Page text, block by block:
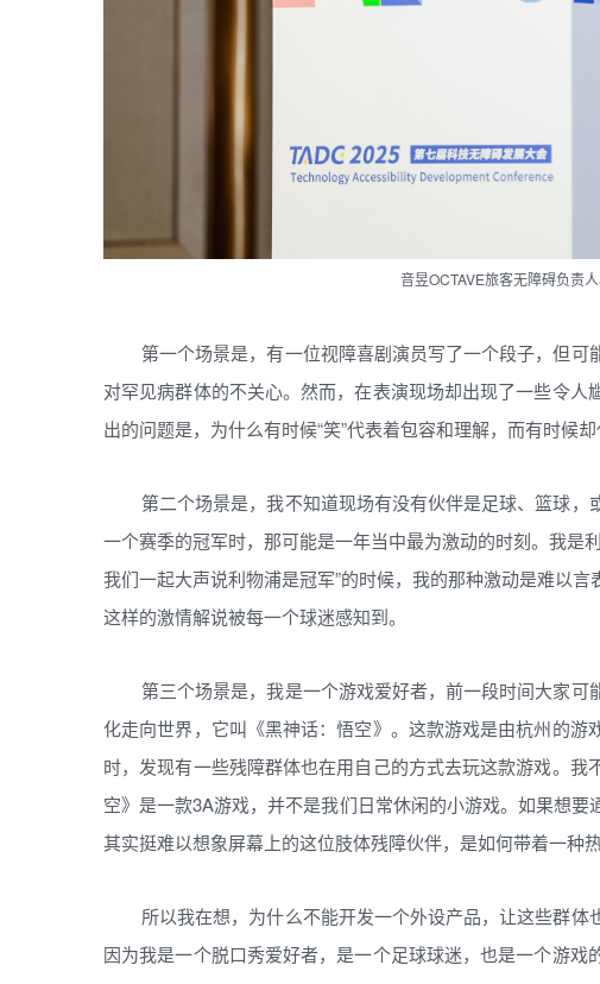
音昱OCTAVE旅客无障碍负责
第一个场景是，有一位视障喜剧演员写了一个段子，但
对罕见病群体的不关心。然而，在表演现场却出现了一些令
出的问题是，为什么有时候“笑”代表着包容和理解，而有时候却
第二个场景是，我不知道现场有没有伙伴是足球、篮球
一个赛季的冠军时，那可能是一年当中最为激动的时刻。我是
我们一起大声说利物浦是冠军”的时候，我的那种激动是难以
这样的激情解说被每一个球迷感知到。
第三个场景是，我是一个游戏爱好者，前一段时间大家
化走向世界，它叫《黑神话：悟空》。这款游戏是由杭州的
时，发现有一些残障群体也在用自己的方式去玩这款游戏。
空》是一款3A游戏，并不是我们日常休闲的小游戏。如果想
其实挺难以想象屏幕上的这位肢体残障伙伴，是如何带着一种
所以我在想，为什么不能开发一个外设产品，让这些群体
因为我是一个脱口秀爱好者，是一个足球球迷，也是一个游